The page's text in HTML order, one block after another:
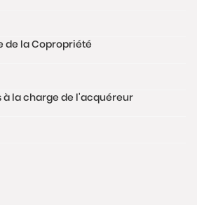
de la Copropriété
à la charge de l'acquéreur